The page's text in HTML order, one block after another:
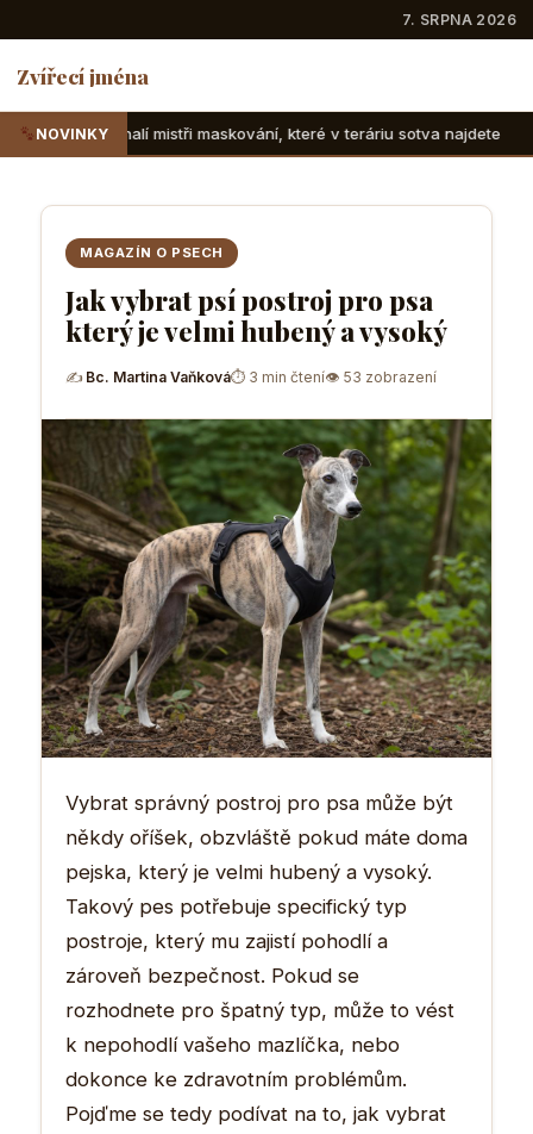
7. SRPNA 2026
Zvířecí jména
NOVINKY
maskování, které v teráriu sotva najdete Suchozemské
MAGAZÍN O PSECH
Jak vybrat psí postroj pro psa
který je velmi hubený a vysoký
✍ Bc. Martina Vaňková⏱ 3 min čtení👁 53 zobrazení
Vybrat správný postroj pro psa může být
někdy oříšek, obzvláště pokud máte doma
pejska, který je velmi hubený a vysoký.
Takový pes potřebuje specifický typ
postroje, který mu zajistí pohodlí a
zároveň bezpečnost. Pokud se
rozhodnete pro špatný typ, může to vést
k nepohodlí vašeho mazlíčka, nebo
dokonce ke zdravotním problémům.
Pojďme se tedy podívat na to, jak vybrat